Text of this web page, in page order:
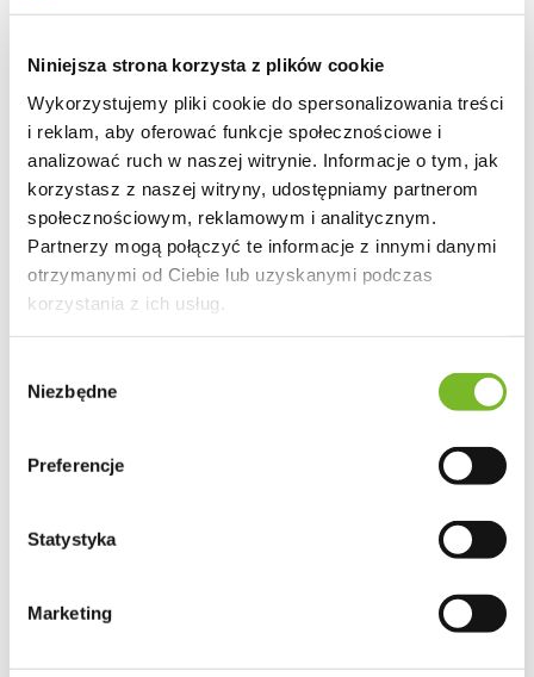
Niniejsza strona korzysta z plików cookie
Wykorzystujemy pliki cookie do spersonalizowania treści
i reklam, aby oferować funkcje społecznościowe i
analizować ruch w naszej witrynie. Informacje o tym, jak
korzystasz z naszej witryny, udostępniamy partnerom
społecznościowym, reklamowym i analitycznym.
Partnerzy mogą połączyć te informacje z innymi danymi
otrzymanymi od Ciebie lub uzyskanymi podczas
korzystania z ich usług.
zgody
Niezbędne
Preferencje
Statystyka
Marketing